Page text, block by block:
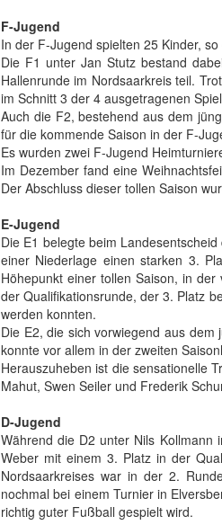
F-Jugend
In der F-Jugend spielten 25 Kinder,
Die F1 unter Jan Stutz bestand
Hallenrunde im Nordsaarkreis teil.
im Schnitt 3 der 4 ausgetragenen
Auch die F2, bestehend aus dem
für die kommende Saison in der F-
Es wurden zwei F-Jugend
Im Dezember fand eine
Der Abschluss dieser tollen Saison
E-Jugend
Die E1 belegte beim
einer Niederlage einen starken 3.
Höhepunkt einer tollen Saison, in
der Qualifikationsrunde, der 3. Platz
werden konnten.
Die E2, die sich vorwiegend aus
konnte vor allem in der zweiten
Herauszuheben ist die sensationelle
Mahut, Swen Seiler und Frederik
D-Jugend
Während die D2 unter Nils Kollmann
Weber mit einem 3. Platz in der
Nordsaarkreises war in der 2.
nochmal bei einem Turnier in
richtig guter Fußball gespielt wird.